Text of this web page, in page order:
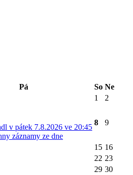
Pá So Ne
1 2
v pátek 7.8.2026 ve 20:45
záznamy ze dne
8 9
15 16
22 23
29 30